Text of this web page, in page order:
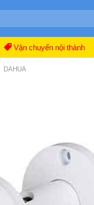
Vận chuyển nội thành
DAHUA